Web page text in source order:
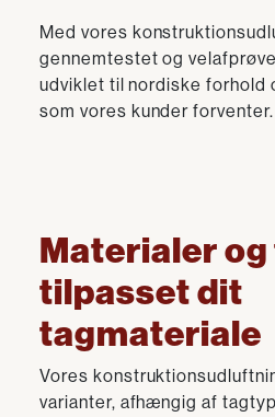
Med vores
gennemtestet og
udviklet til nordiske forhold
som vores kunder forventer.
Materialer
tilpasset dit
tagmateriale
Vores
varianter, afhængig af